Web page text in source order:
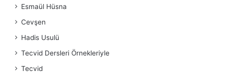
Esmaül Hüsna
Cevşen
Hadis Usulü
Tecvid Dersleri Örnekleriyle
Tecvid